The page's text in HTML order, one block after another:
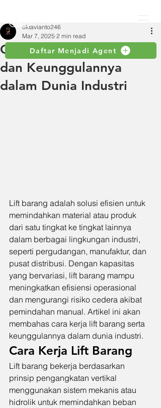
Daftar Menjadi Agent
Cara Kerja Lift Barang
dan Keunggulannya
dalam Dunia Industri
oktavianto246
Mar 7, 2025 2 min read
Lift barang adalah solusi efisien untuk
memindahkan material atau produk
dari satu tingkat ke tingkat lainnya
dalam berbagai lingkungan industri,
seperti pergudangan, manufaktur, dan
pusat distribusi. Dengan kapasitas
yang bervariasi, lift barang mampu
meningkatkan efisiensi operasional
dan mengurangi risiko cedera akibat
pemindahan manual. Artikel ini akan
membahas cara kerja lift barang serta
keunggulannya dalam dunia industri.
Cara Kerja Lift Barang
Lift barang bekerja berdasarkan
prinsip pengangkatan vertikal
menggunakan sistem mekanis atau
hidrolik untuk memindahkan beban